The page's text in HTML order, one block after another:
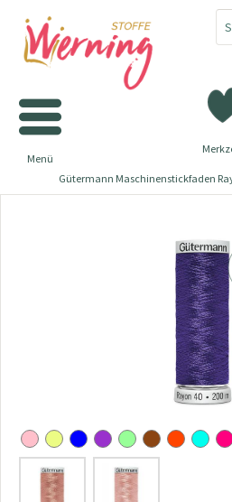
Menü
Gütermann Maschinenstickfaden